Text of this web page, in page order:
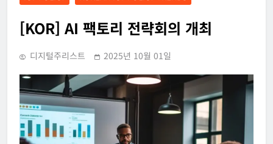
[KOR] AI 팩토리 전략회의 개최
디지털주리스트 2025년 10월 01일